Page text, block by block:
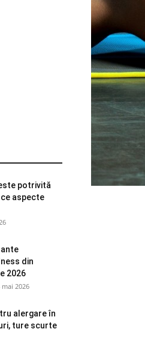
potrivită
aspecte
din
2026
mai 2026
alergare în
ture scurte